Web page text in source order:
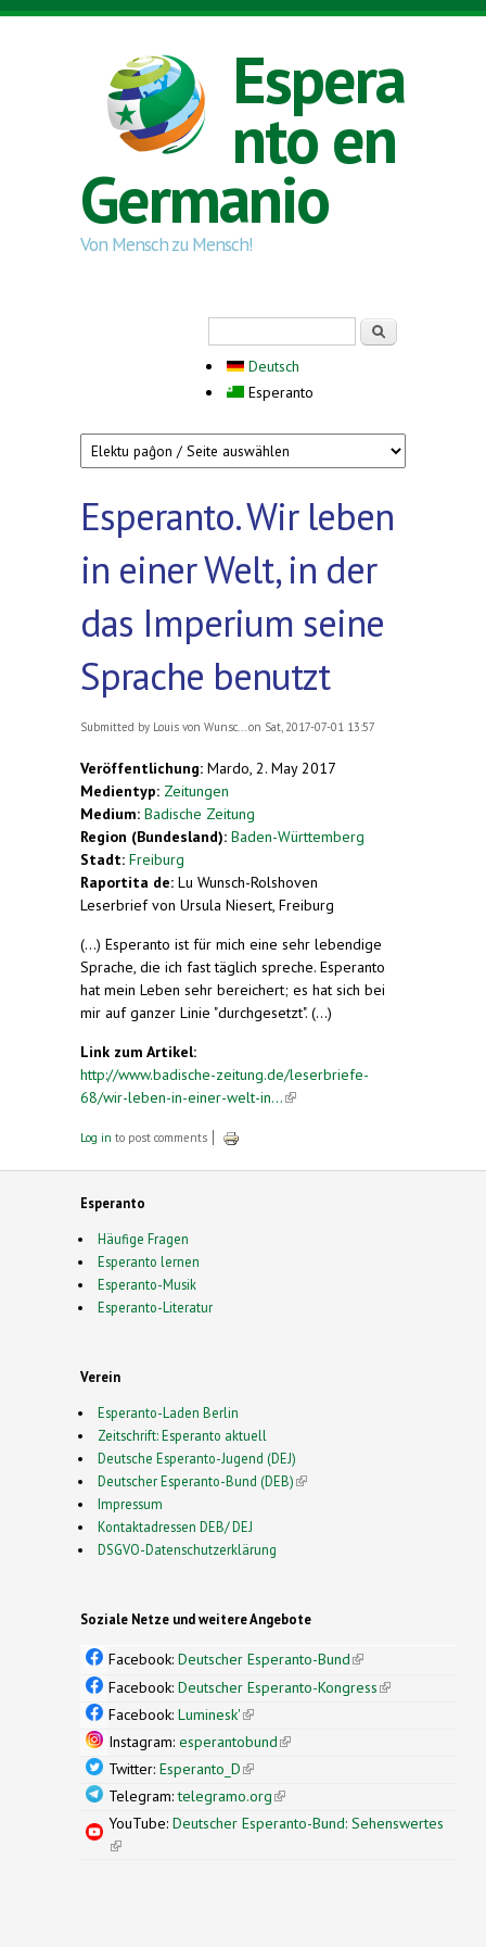
Skip to main content
Espera
nto en
Germanio
Von Mensch zu Mensch!
Deutsch
Esperanto
Esperanto. Wir leben
in einer Welt, in der
das Imperium seine
Sprache benutzt
Submitted by Louis von Wunsc... on Sat, 2017-07-01 13:57
Veröffentlichung: Mardo, 2. May 2017
Medientyp: Zeitungen
Medium: Badische Zeitung
Region (Bundesland): Baden-Württemberg
Stadt: Freiburg
Raportita de: Lu Wunsch-Rolshoven
Leserbrief von Ursula Niesert, Freiburg
(...) Esperanto ist für mich eine sehr lebendige
Sprache, die ich fast täglich spreche. Esperanto
hat mein Leben sehr bereichert; es hat sich bei
mir auf ganzer Linie "durchgesetzt". (...)
Link zum Artikel:
http://www.badische-zeitung.de/leserbriefe-
68/wir-leben-in-einer-welt-in...(link is external)
Log in to post comments
Esperanto
Häufige Fragen
Esperanto lernen
Esperanto-Musik
Esperanto-Literatur
Verein
Esperanto-Laden Berlin
Zeitschrift: Esperanto aktuell
Deutsche Esperanto-Jugend (DEJ)
Deutscher Esperanto-Bund (DEB)(link is external)
Impressum
Kontaktadressen DEB/ DEJ
DSGVO-Datenschutzerklärung
Soziale Netze und weitere Angebote
Facebook: Deutscher Esperanto-Bund(link is
external)
Facebook: Deutscher Esperanto-Kongress(link is
Facebook: Luminesk'(link is external)
Instagram: esperantobund(link is external)
Twitter: Esperanto_D(link is external)
Telegram:telegramo.org(link is external)
YouTube: Deutscher Esperanto-Bund: Sehenswertes
(link is external)